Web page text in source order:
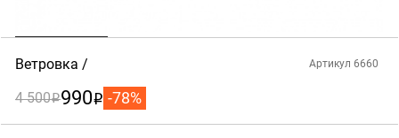
Ветровка Артикул 6660
4 500i990i -78%